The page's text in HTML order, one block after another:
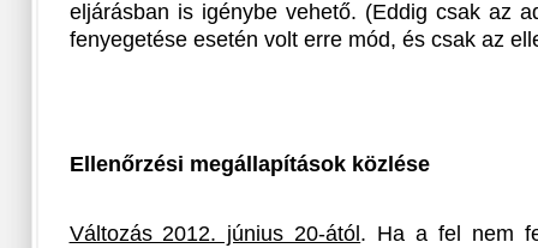
eljárásban is igénybe vehető. (Eddig csak az
fenyegetése esetén volt erre mód, és csak az
Ellenőrzési megállapítások közlése
Változás 2012. június 20-ától . Ha a fel nem